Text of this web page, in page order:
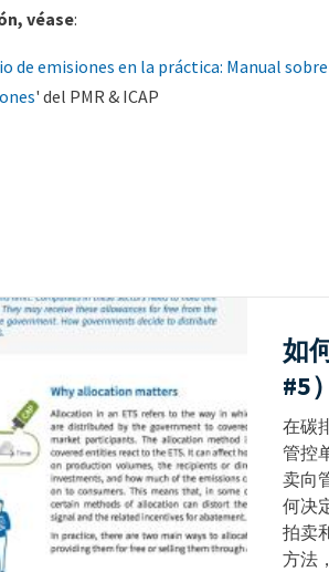
véase:
de emisiones en la práctica: Manual
' del PMR & ICAP
如
#5）
+
在碳
管控
卖向
何决
拍卖
方法